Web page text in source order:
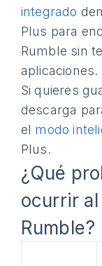
integrado
Plus para
Rumble sin
aplicaciones.
Si quieres
descarga
el modo
Plus.
¿Qué
ocurrir
Rumble?